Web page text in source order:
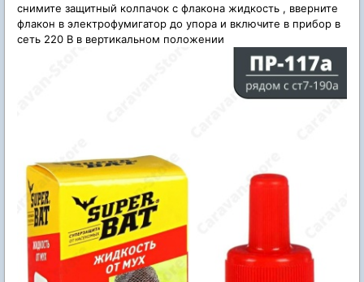
снимите защитный колпачок с флакона жидкость , вверните
флакон в электрофумигатор до упора и включите в прибор в
сеть 220 В в вертикальном положении